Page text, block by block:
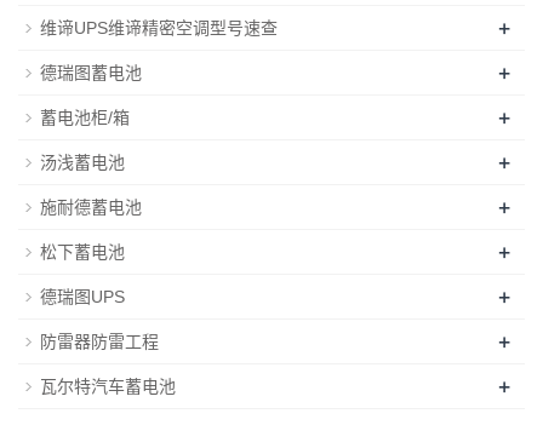
维谛UPS维谛精密空调型号速查 +
德瑞图蓄电池 +
蓄电池柜/箱 +
汤浅蓄电池 +
施耐德蓄电池 +
松下蓄电池 +
德瑞图UPS +
防雷器防雷工程 +
瓦尔特汽车蓄电池 +